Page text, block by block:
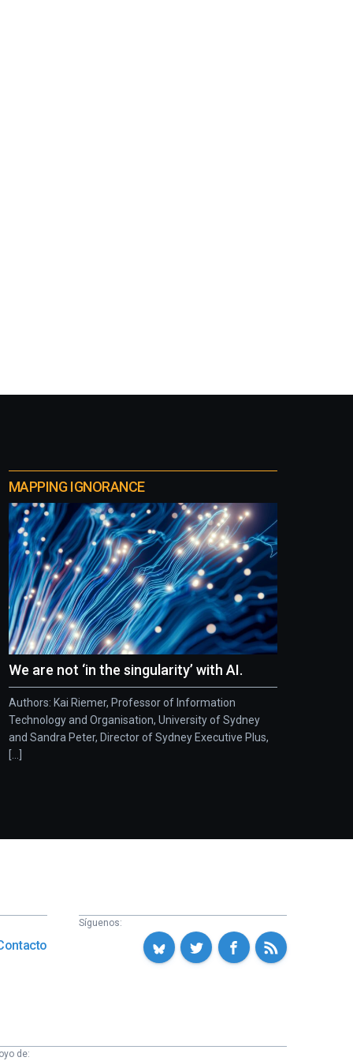
MAPPING IGNORANCE
We are not ‘in the singularity’ with AI.
Authors: Kai Riemer, Professor of Information
Technology and Organisation, University of Sydney
and Sandra Peter, Director of Sydney Executive Plus,
[...]
Síguenos:
de: